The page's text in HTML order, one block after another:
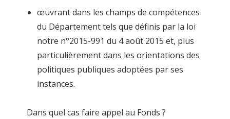
œuvrant dans les champs de compétences
du Département tels que définis par la loi
notre n°2015-991 du 4 août 2015 et, plus
particulièrement dans les orientations des
politiques publiques adoptées par ses
instances.
Dans quel cas faire appel au Fonds ?